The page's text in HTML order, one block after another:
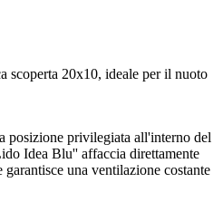
scoperta 20x10, ideale per il nuoto
posizione privilegiata all'interno del
Idea Blu'' affaccia direttamente
una ventilazione costante